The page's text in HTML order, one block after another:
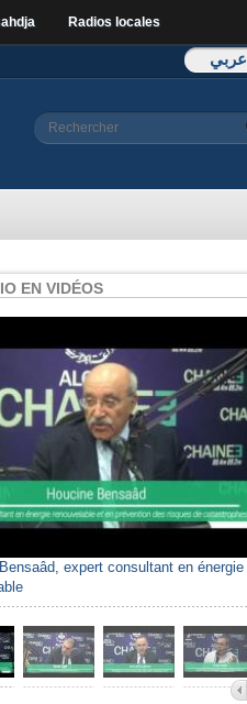
Radios locales
عربي
Formulaire de
Rechercher
EN VIDÉOS
expert consultant en énergie